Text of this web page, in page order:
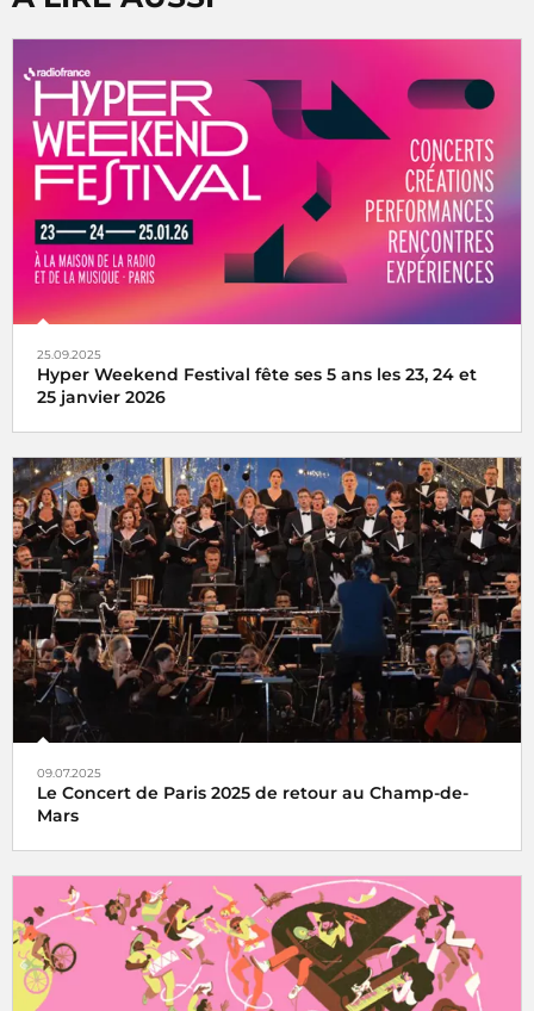
25.09.2025
Hyper Weekend Festival fête ses 5 ans les 23, 24 et
25 janvier 2026
l'Hyper Weekend Festival vous donne rendez-vous à la
Maison de la Radio et de la Musique les 23, 24 et 25 janvier
2026
09.07.2025
Le Concert de Paris 2025 de retour au Champ-de-
Mars
Le Concert de Paris du 14 juillet revient au pied de la Tour
Eiffel toujours en direct sur France Inter, France 2 et dans
le monde entier